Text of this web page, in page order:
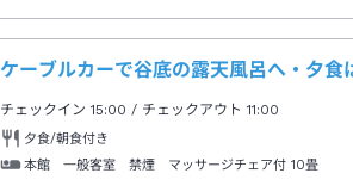
ケーブルカーで谷底の露天風呂へ・夕食
チェックイン15:00 / チェックアウト 11:00
夕食/朝食付き
本館 一般客室 禁煙 マッサージチェア付 10畳